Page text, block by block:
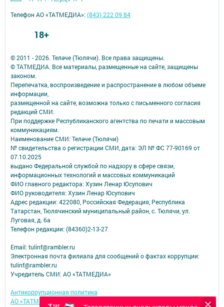
© 2011 - 2026. Теләче (Тюлячи). Все права защищены.
© ТАТМЕДИА. Все материалы, размещенные на сайте, защищены
законом.
Перепечатка, воспроизведение и распространение в любом объеме
информации,
размещенной на сайте, возможна только с письменного согласия
редакций СМИ.
При поддержке Республиканского агентства по печати и массовым
коммуникациям.
Наименование СМИ: Теләче (Тюлячи)
№ свидетельства о регистрации СМИ, дата: ЭЛ № ФС 77-90169 от
07.10.2025
выдано Федеральной службой по надзору в сфере связи,
информационных технологий и массовых коммуникаций
ФИО главного редактора: Хузин Ленар Юсупович
ФИО руководителя: Хузин Ленар Юсупович
Адрес редакции: 422080, Российская Федерация, Республика
Татарстан, Тюлячинский муниципальный район, с. Тюлячи, ул.
Луговая, д. 6а
Телефон редакции: (84360)2-⁠13-⁠27
Email: tulinf@rambler.ru
Электронная почта филиала для сообщений о фактах коррупции:
tulinf@rambler.ru
Учредитель СМИ: АО «ТАТМЕДИА»
Антикоррупционная политика
АО «ТАТМЕДИА» использует «cookie»
для персонализации сервисов и
Телефон АО «ТАТМЕДИА»:(843) 222 09 84
18+